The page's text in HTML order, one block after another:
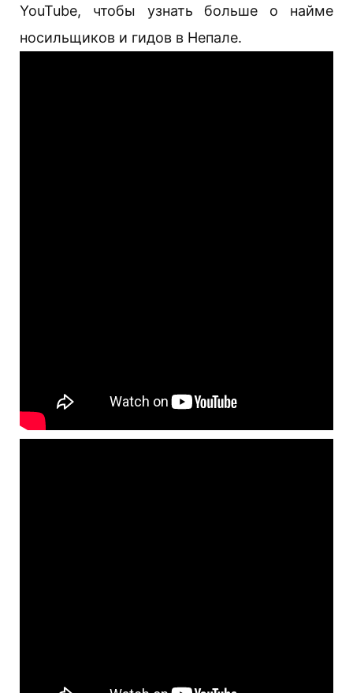
YouTube, чтобы узнать больше о найме
носильщиков и гидов в Непале.